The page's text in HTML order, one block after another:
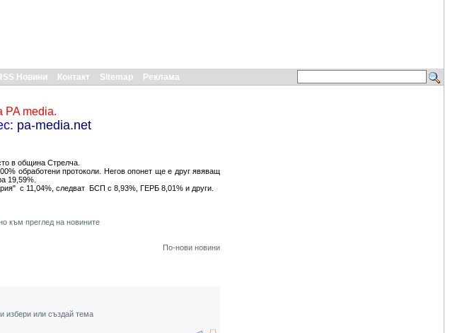
Новини Контакт Sitemap Реклама
PA media.
pa-media.net
в община Стрелча.
обработени протоколи. Негов опонет ще е друг явяващ
19,59%.
с 11,04%, следват БСП с 8,93%, ГЕРБ 8,01% и други.
към преглед на новините
По-нови новини
или създай тема